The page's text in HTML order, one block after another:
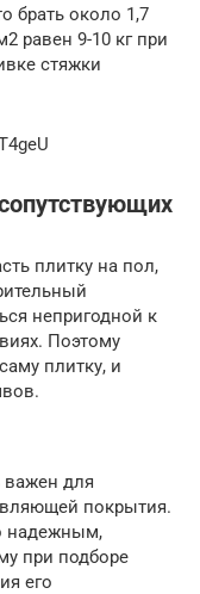
брать около 1,7
равен 9-10 кг при
стяжки
плитку на пол,
непригодной к
Поэтому
плитку, и
для
покрытия.
надежным,
при подборе
его